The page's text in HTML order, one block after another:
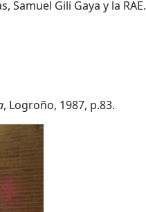
Gili Gaya y la RAE.
, Logroño, 1987, p.83.